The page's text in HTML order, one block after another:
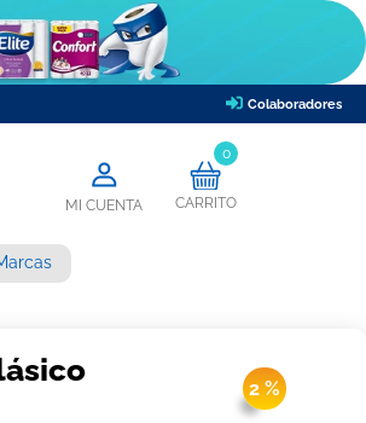
Colaboradores
MI CUENTA
0
CARRITO
2 %